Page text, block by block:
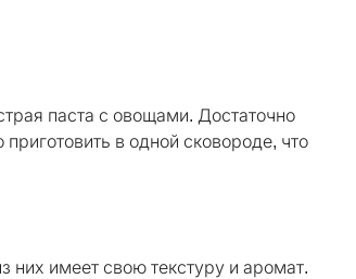
паста с овощами. Достаточно
в одной сковороде, что
имеет свою текстуру и аромат.